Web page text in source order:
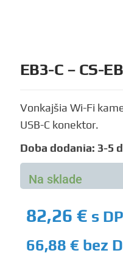
EB3-C – CS-
Vonkajšia Wi-Fi
USB-C konektor.
Doba dodania: 3-5
Na sklade
82,26 € s
66,88 € bez